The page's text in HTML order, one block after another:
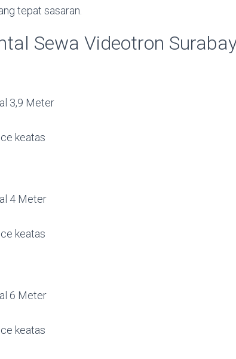
tepat sasaran.
Sewa Videotron
3,9 Meter
keatas
4 Meter
keatas
6 Meter
keatas